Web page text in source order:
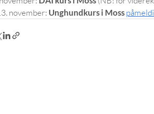
november: Unghundkurs i Moss